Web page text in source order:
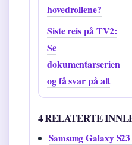
hovedrollene?
Siste reis på TV2:
Se
dokumentarserien
og få svar på alt
4 RELATERTE
Samsung Galaxy